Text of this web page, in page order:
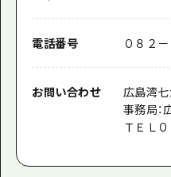
電話番号 ０８２
お問い合わせ
広島湾
事務局：
ＴＥＬ